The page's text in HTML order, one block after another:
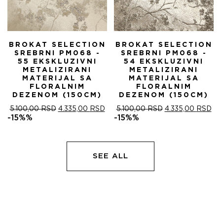
BROKAT SELECTION
SREBRNI PM068 -
55 EKSKLUZIVNI
METALIZIRANI
MATERIJAL SA
FLORALNIM
DEZENOM (150CM)
5.100,00RSD ОРИГИНАЛНА
5.100,00 RSD.
4.335,00 RSDТРЕНУТНА
ЦЕНА
-15%%
BROKAT SELECTION
SREBRNI PM068 -
54 EKSKLUZIVNI
METALIZIRANI
MATERIJAL SA
FLORALNIM
DEZENOM (150CM)
5.100,00RSD ОРИГИНАЛНА
4.335,00 RSD
-15%%
SEE ALL